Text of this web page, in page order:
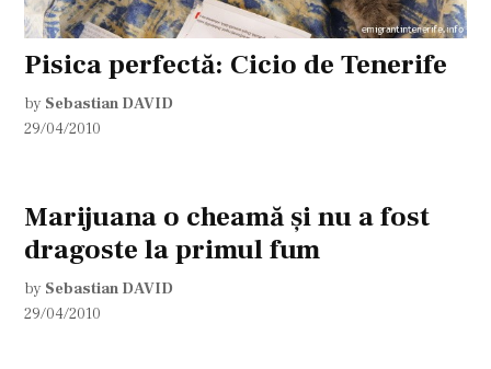
Pisica perfectă: Cicio de Tenerife
by Sebastian DAVID
29/04/2010
Marijuana o cheamă şi nu a fost
dragoste la primul fum
by Sebastian DAVID
29/04/2010